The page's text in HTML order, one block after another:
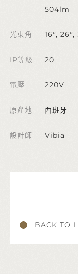
504lm
光束角 16°, 26°,
IP等級 20
電壓 220V
原產地 西班牙
設計師 Vibia
BACK TO